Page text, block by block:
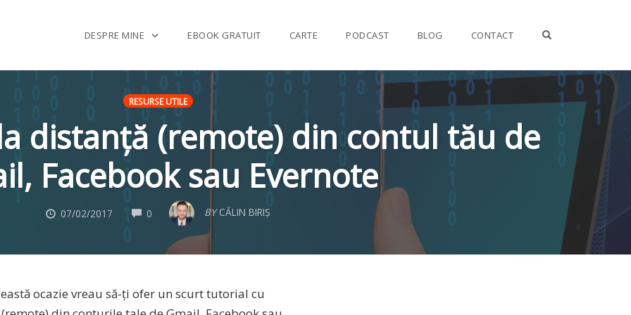
DESPRE MINE EBOOK GRATUIT CARTE PODCAST BLOG CONTACT
RESURSE UTILE
distanță (remote) din contul tău de
Facebook sau Evernote
07/02/2017 0 COMMENTS BY CĂLIN BIRIȘ
ocazie vreau să-ți ofer un scurt tutorial cu